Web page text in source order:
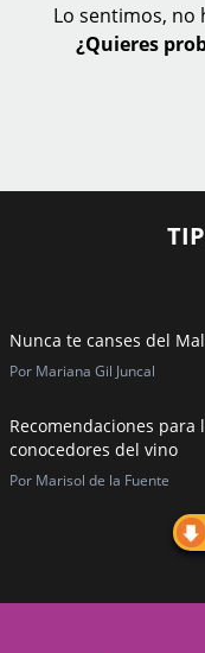
Lo sentimos,
¿Quieres
Nunca te canses del
Por Mariana Gil Juncal
Recomendaciones para
conocedores del vino
Por Marisol de la Fuente